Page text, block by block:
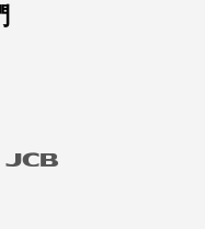
American